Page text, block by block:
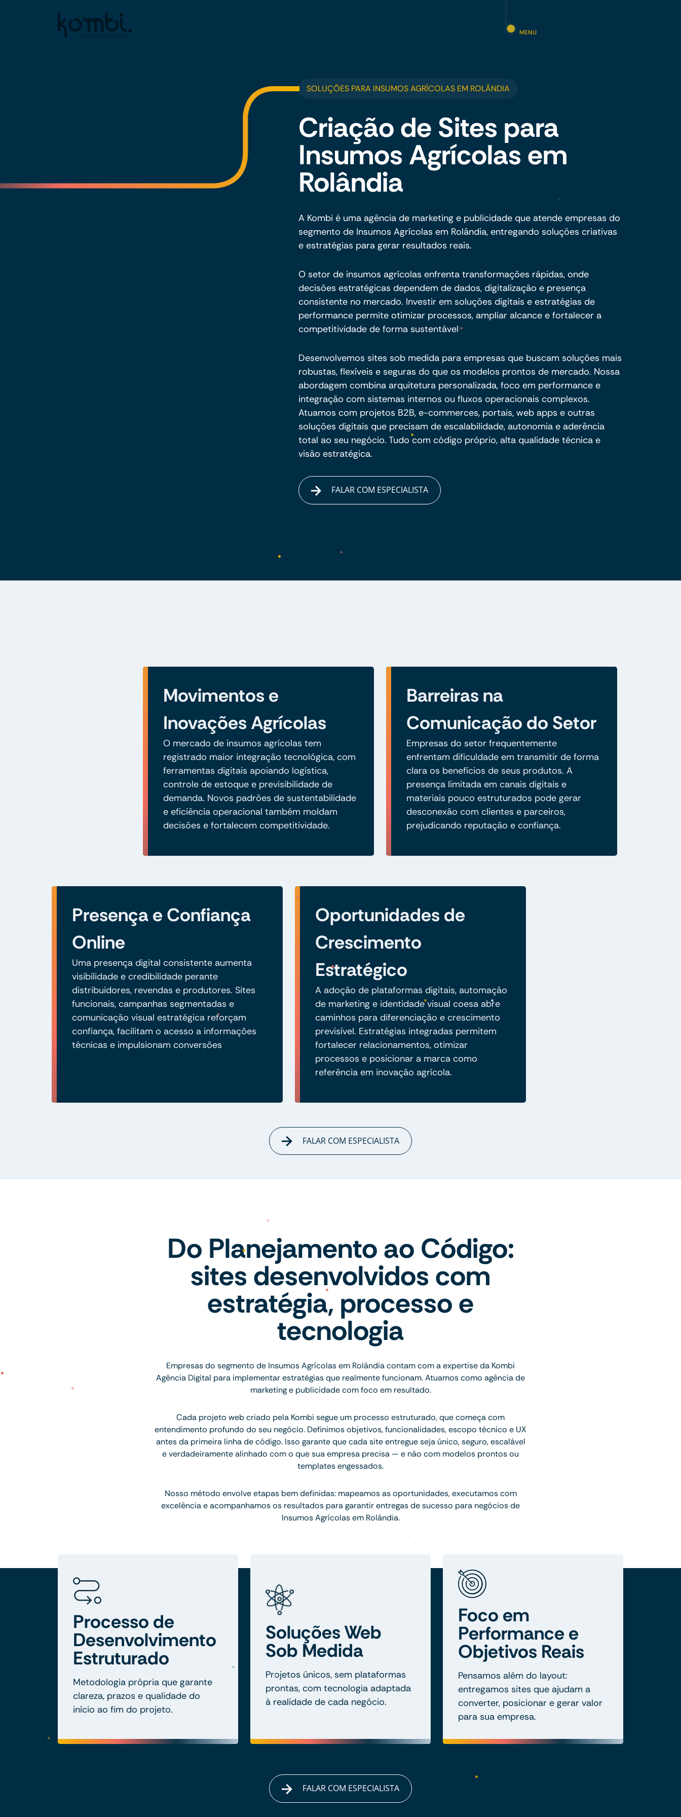
MENU
SOLUÇÕES PARA INSUMOS AGRÍCOLAS EM ROLÂNDIA
Criação de Sites para
Insumos Agrícolas em
Rolândia
A Kombi é uma agência de marketing e publicidade que atende empresas do
segmento de Insumos Agrícolas em Rolândia, entregando soluções criativas
e estratégias para gerar resultados reais.
O setor de insumos agrícolas enfrenta transformações rápidas, onde
decisões estratégicas dependem de dados, digitalização e presença
consistente no mercado. Investir em soluções digitais e estratégias de
performance permite otimizar processos, ampliar alcance e fortalecer a
competitividade de forma sustentável
Desenvolvemos sites sob medida para empresas que buscam soluções mais
robustas, flexíveis e seguras do que os modelos prontos de mercado. Nossa
abordagem combina arquitetura personalizada, foco em performance e
integração com sistemas internos ou fluxos operacionais complexos.
Atuamos com projetos B2B, e-commerces, portais, web apps e outras
soluções digitais que precisam de escalabilidade, autonomia e aderência
total ao seu negócio. Tudo com código próprio, alta qualidade técnica e
visão estratégica.
FALAR COM ESPECIALISTA
Movimentos e
Inovações Agrícolas
O mercado de insumos agrícolas tem
registrado maior integração tecnológica, com
ferramentas digitais apoiando logística,
controle de estoque e previsibilidade de
demanda. Novos padrões de sustentabilidade
e eficiência operacional também moldam
decisões e fortalecem competitividade.
Barreiras na
Comunicação do Setor
Empresas do setor frequentemente
enfrentam dificuldade em transmitir de forma
clara os benefícios de seus produtos. A
presença limitada em canais digitais e
materiais pouco estruturados pode gerar
desconexão com clientes e parceiros,
prejudicando reputação e confiança.
Presença e Confiança
Online
Uma presença digital consistente aumenta
visibilidade e credibilidade perante
distribuidores, revendas e produtores. Sites
funcionais, campanhas segmentadas e
comunicação visual estratégica reforçam
confiança, facilitam o acesso a informações
técnicas e impulsionam conversões
Oportunidades de
Crescimento
Estratégico
A adoção de plataformas digitais, automação
de marketing e identidade visual coesa abre
caminhos para diferenciação e crescimento
previsível. Estratégias integradas permitem
fortalecer relacionamentos, otimizar
processos e posicionar a marca como
referência em inovação agrícola.
FALAR COM ESPECIALISTA
Do Planejamento ao Código:
sites desenvolvidos com
estratégia, processo e
tecnologia
Empresas do segmento de Insumos Agrícolas em Rolândia contam com a expertise da Kombi
Agência Digital para implementar estratégias que realmente funcionam. Atuamos como agência de
marketing e publicidade com foco em resultado.
Cada projeto web criado pela Kombi segue um processo estruturado, que começa com
entendimento profundo do seu negócio. Definimos objetivos, funcionalidades, escopo técnico e UX
antes da primeira linha de código. Isso garante que cada site entregue seja único, seguro, escalável
e verdadeiramente alinhado com o que sua empresa precisa — e não com modelos prontos ou
templates engessados.
Nosso método envolve etapas bem definidas: mapeamos as oportunidades, executamos com
excelência e acompanhamos os resultados para garantir entregas de sucesso para negócios de
Insumos Agrícolas em Rolândia.
Processo de
Desenvolvimento
Estruturado
Metodologia própria que garante
clareza, prazos e qualidade do
início ao fim do projeto.
Soluções Web
Sob Medida
Projetos únicos, sem plataformas
prontas, com tecnologia adaptada
à realidade de cada negócio.
Foco em
Performance e
Objetivos Reais
Pensamos além do layout:
entregamos sites que ajudam a
converter, posicionar e gerar valor
para sua empresa.
FALAR COM ESPECIALISTA